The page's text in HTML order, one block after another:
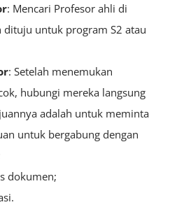
: Mencari Profesor ahli di
dituju untuk program S2 atau
: Setelah menemukan
hubungi mereka langsung
adalah untuk meminta
untuk bergabung dengan
dokumen;
.